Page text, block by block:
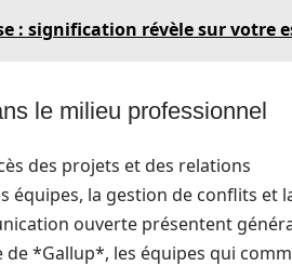
: signification révèle sur votre
le milieu professionnel
des projets et des relations
équipes, la gestion de conflits et
ouverte présentent
*Gallup*, les équipes qui